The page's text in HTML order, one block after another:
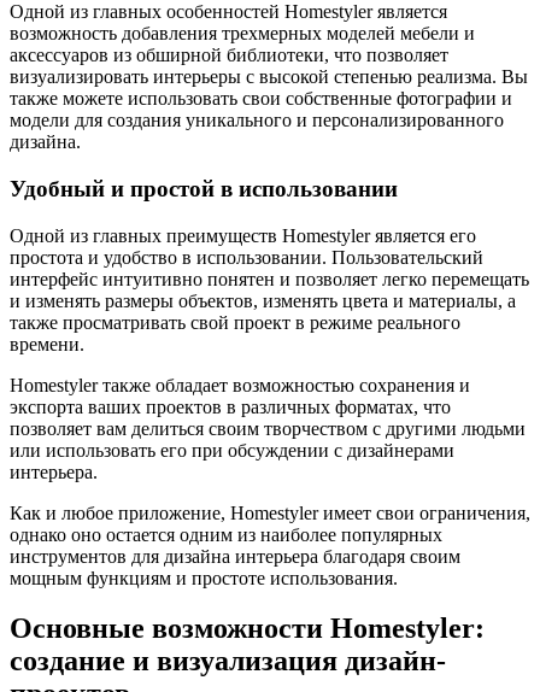
Одной из главных особенностей Homestyler является
возможность добавления трехмерных моделей мебели и
аксессуаров из обширной библиотеки, что позволяет
визуализировать интерьеры с высокой степенью реализма. Вы
также можете использовать свои собственные фотографии и
модели для создания уникального и персонализированного
дизайна.
Удобный и простой в использовании
Одной из главных преимуществ Homestyler является его
простота и удобство в использовании. Пользовательский
интерфейс интуитивно понятен и позволяет легко перемещать
и изменять размеры объектов, изменять цвета и материалы, а
также просматривать свой проект в режиме реального
времени.
Homestyler также обладает возможностью сохранения и
экспорта ваших проектов в различных форматах, что
позволяет вам делиться своим творчеством с другими людьми
или использовать его при обсуждении с дизайнерами
интерьера.
Как и любое приложение, Homestyler имеет свои ограничения,
однако оно остается одним из наиболее популярных
инструментов для дизайна интерьера благодаря своим
мощным функциям и простоте использования.
Основные возможности Homestyler:
создание и визуализация дизайн-